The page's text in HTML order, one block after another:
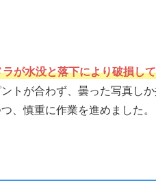
が水没と落下により破損し
トが合わず、曇った写真し
、慎重に作業を進めました。